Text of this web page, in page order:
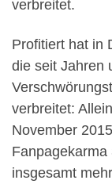
verbreitet.
Profitiert hat in
die seit Jahren
verbreitet:
November
insgesamt